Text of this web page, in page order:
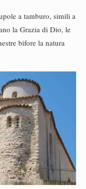
a tamburo, simili a
la Grazia di Dio, le
bifore la natura